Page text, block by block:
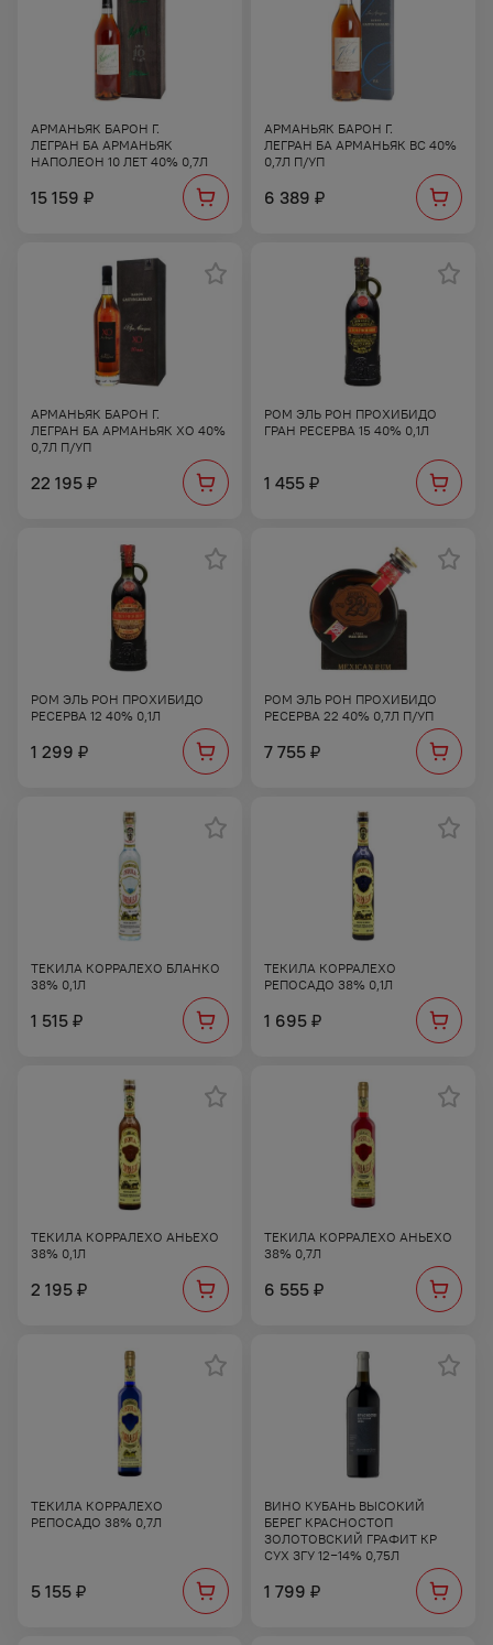
АРМАНЬЯК БАРОН Г.
ЛЕГРАН БА АРМАНЬЯК
НАПОЛЕОН 10 ЛЕТ 40% 0,7Л
15 159 ₽
АРМАНЬЯК БАРОН Г.
ЛЕГРАН БА АРМАНЬЯК ВС 40%
0,7Л П/УП
6 389 ₽
АРМАНЬЯК БАРОН Г.
ЛЕГРАН БА АРМАНЬЯК ХО 40%
0,7Л П/УП
22 195 ₽
РОМ ЭЛЬ РОН ПРОХИБИДО
ГРАН РЕСЕРВА 15 40% 0,1Л
1 455 ₽
РОМ ЭЛЬ РОН ПРОХИБИДО
РЕСЕРВА 12 40% 0,1Л
1 299 ₽
РОМ ЭЛЬ РОН ПРОХИБИДО
РЕСЕРВА 22 40% 0,7Л П/УП
7 755 ₽
ТЕКИЛА КОРРАЛЕХО БЛАНКО
38% 0,1Л
1 515 ₽
ТЕКИЛА КОРРАЛЕХО
РЕПОСАДО 38% 0,1Л
1 695 ₽
ТЕКИЛА КОРРАЛЕХО АНЬЕХО
38% 0,1Л
2 195 ₽
ТЕКИЛА КОРРАЛЕХО АНЬЕХО
38% 0,7Л
6 555 ₽
ТЕКИЛА КОРРАЛЕХО
РЕПОСАДО 38% 0,7Л
5 155 ₽
ВИНО КУБАНЬ ВЫСОКИЙ
БЕРЕГ КРАСНОСТОП
ЗОЛОТОВСКИЙ ГРАФИТ КР
СУХ ЗГУ 12−14% 0,75Л
1 799 ₽